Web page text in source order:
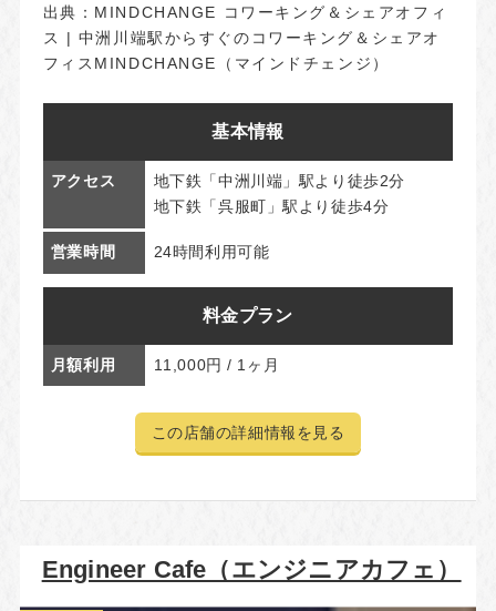
出典： MINDCHANGE コワーキング＆シェアオフィ
ス | 中洲川端駅からすぐのコワーキング＆シェアオ
フィスMINDCHANGE（マインドチェンジ）
基本情報
アクセス
地下鉄「中洲川端」駅より徒歩2分
地下鉄「呉服町」駅より徒歩4分
営業時間 24時間利用可能
料金プラン
月額利用 11,000円 / 1ヶ月
この店舗の詳細情報を見る
Engineer Cafe（エンジニアカフェ）